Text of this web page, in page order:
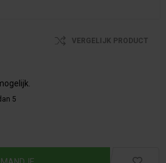
VERGELIJK PRODUCT
5